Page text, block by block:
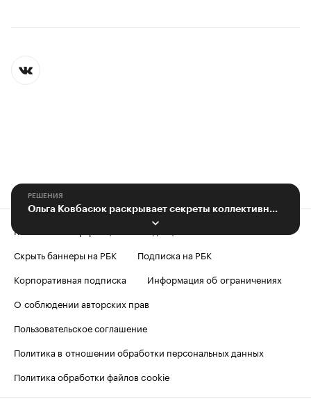
РЕШЕНИЯ
Ольга Ковбасюк раскрывает секреты коллективной работы в онлайн-курсе
Контактная информация
Скрыть баннеры на РБК
Подписка на РБК
Корпоративная подписка
Информация об ограничениях
О соблюдении авторских прав
Пользовательское соглашение
Политика в отношении обработки персональных данных
Политика обработки файлов cookie